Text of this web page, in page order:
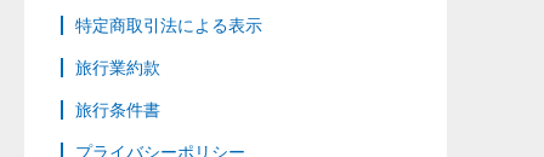
特定商取引法による表示
旅行業約款
旅行条件書
プライバシーポリシー